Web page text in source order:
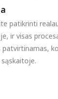
patikrinti
ir visas
patvirtinamas,